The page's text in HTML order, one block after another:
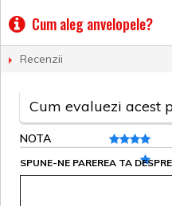
Cum aleg anvelopele?
Recenzii
Cum evaluezi acest
NOTA
SPUNE-NE PAREREA TA